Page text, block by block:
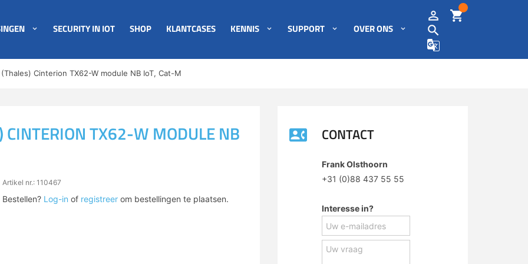
SECURITY IN IOT SHOP KLANTCASES KENNIS SUPPORT OVER ONS
Cinterion TX62-W module NB IoT, Cat-M
CINTERION TX62-W MODULE NB
Artikel nr.: 110467
Bestellen? Log-in of registreer om bestellingen te plaatsen.
CONTACT
Frank Olsthoorn
+31 (0)88 437 55 55
Interesse in?